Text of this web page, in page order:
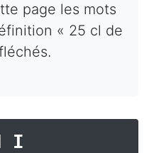
page les mots
« 25 cl de